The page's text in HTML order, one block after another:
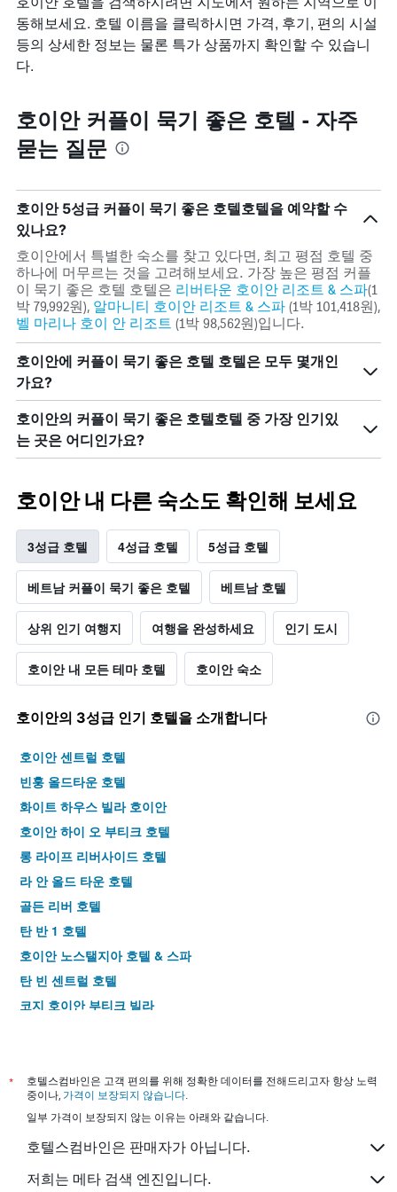
이
있
습
간
찾
아
본
주
말
객
의
평
균
요
금
을
표
시
하
는
1
개
의
Y
축
이
있
니
다.
습
니
다.
는
객
실
평
금
을
표
시
하
는
1
개
Y
축
이
있
습
니
동해보세요. 호텔 이름을 클릭하시면 가격, 후기, 편의 시설
등의 상세한 정보는 물론 특가 상품까지 확인할 수 있습니
다.
호이안 커플이 묵기 좋은 호텔 - 자주
묻는 질문
호이안​ 5성급 커플이 묵기 좋은 호텔호텔을 예약할 수
있나요?
호이안​에서 특별한 숙소를 찾고 있다면, 최고 평점 호텔 중
하나에 머무르는 것을 고려해보세요. 가장 높은 평점 커플
이 묵기 좋은 호텔 호텔은 리버타운 호이안 리조트 & 스파(1
박 79,992원), 알마니티 호이안 리조트 & 스파 (1박 101,418원),
벨 마리나 호이 안 리조트 (1박 98,562원)입니다.
호이안에 커플이 묵기 좋은 호텔 호텔은 모두 몇개인
가요?
호이안의 커플이 묵기 좋은 호텔​호텔 중 가장 인기있
는 곳은 어디인가요?
호이안 내 다른 숙소도 확인해 보세요
3성급 호텔 4성급 호텔 5성급 호텔
베트남 커플이 묵기 좋은 호텔 베트남 호텔
상위 인기 여행지 여행을 완성하세요 인기 도시
호이안 내 모든 테마 호텔 호이안 숙소
호이안​의 3​성급 인기 호텔을 소개합니다
호이안 센트럴 호텔
빈훙 올드타운 호텔
화이트 하우스 빌라 호이안
호이안 하이 오 부티크 호텔
롱 라이프 리버사이드 호텔
라 안 올드 타운 호텔
골든 리버 호텔
탄 반 1 호텔
호이안 노스탤지아 호텔 & 스파
탄 빈 센트럴 호텔
코지 호이안 부티크 빌라
호이안 캐널 하우스 리버사이드 바이 하빌랜드
투이 두옹 3 호텔
호이안 그린 애플 호텔
리버사이드 화이트 하우스 부티크 호텔
*
호텔스컴바인은 고객 편의를 위해 정확한 데이터를 전해드리고자 항상 노력
중이나, 가격이 보장되지 않습니다.
일부 가격이 보장되지 않는 이유는 아래와 같습니다.
호텔스컴바인은 판매자가 아닙니다.
저희는 메타 검색 엔진입니다.